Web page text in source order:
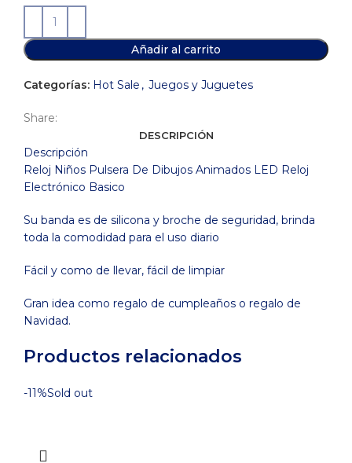
Añadir al carrito
Categorías: Hot Sale , Juegos y Juguetes
Share:
DESCRIPCIÓN
Descripción
Reloj Niños Pulsera De Dibujos Animados LED Reloj
Electrónico Basico
Su banda es de silicona y broche de seguridad, brinda
toda la comodidad para el uso diario
Fácil y como de llevar, fácil de limpiar
Gran idea como regalo de cumpleaños o regalo de
Navidad.
Productos relacionados
-11%Sold out